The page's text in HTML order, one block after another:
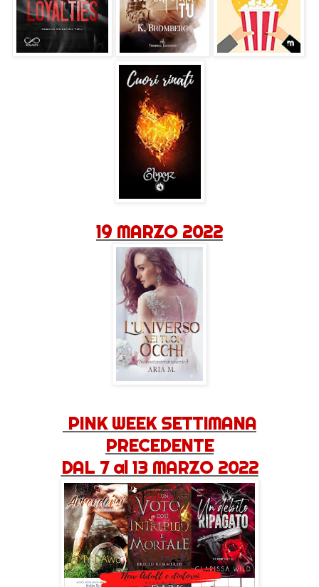
19 MARZO 2022
PINK WEEK SETTIMANA
PRECEDENTE
DAL 7 al 13 MARZO 2022